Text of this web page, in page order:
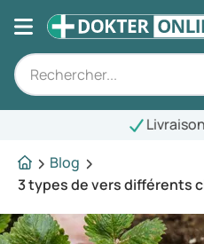
Blog
3 types de vers différents